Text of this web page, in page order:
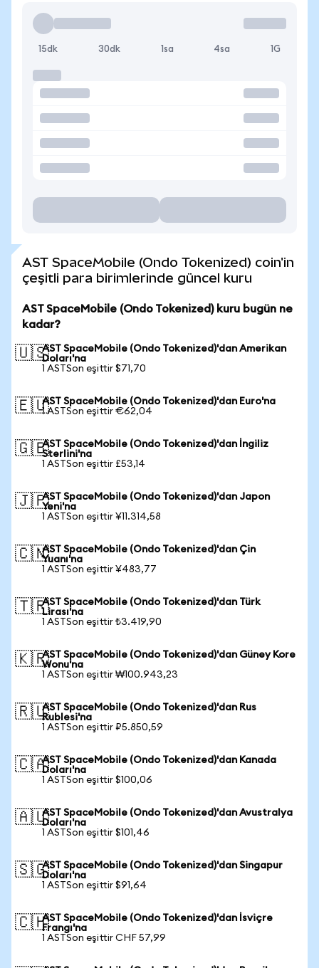
15dk 30dk 1sa 4sa 1G
AST SpaceMobile (Ondo Tokenized) coin'in
çeşitli para birimlerinde güncel kuru
AST SpaceMobile (Ondo Tokenized) kuru bugün ne
kadar?
🇺🇸AST SpaceMobile (Ondo Tokenized)'dan Amerikan
Doları'na
1 ASTSon eşittir $71,70
🇪🇺AST SpaceMobile (Ondo Tokenized)'dan Euro'na
1 ASTSon eşittir €62,04
🇬🇧AST SpaceMobile (Ondo Tokenized)'dan İngiliz
Sterlini'na
1 ASTSon eşittir £53,14
🇯🇵AST SpaceMobile (Ondo Tokenized)'dan Japon
Yeni'na
1 ASTSon eşittir ¥11.314,58
🇨🇳AST SpaceMobile (Ondo Tokenized)'dan Çin
Yuanı'na
1 ASTSon eşittir ¥483,77
🇹🇷AST SpaceMobile (Ondo Tokenized)'dan Türk
Lirası'na
1 ASTSon eşittir ₺3.419,90
🇰🇷AST SpaceMobile (Ondo Tokenized)'dan Güney Kore
Wonu'na
1 ASTSon eşittir ₩100.943,23
🇷🇺AST SpaceMobile (Ondo Tokenized)'dan Rus
Rublesi'na
1 ASTSon eşittir ₽5.850,59
🇨🇦AST SpaceMobile (Ondo Tokenized)'dan Kanada
Doları'na
1 ASTSon eşittir $100,06
🇦🇺AST SpaceMobile (Ondo Tokenized)'dan Avustralya
Doları'na
1 ASTSon eşittir $101,46
🇸🇬AST SpaceMobile (Ondo Tokenized)'dan Singapur
Doları'na
1 ASTSon eşittir $91,64
🇨🇭AST SpaceMobile (Ondo Tokenized)'dan İsviçre
Frangı'na
1 ASTSon eşittir CHF 57,99